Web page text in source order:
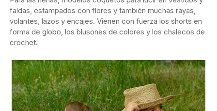
faldas, estampados con flores y también muchas rayas,
volantes, lazos y encajes. Vienen con fuerza los shorts en
forma de globo, los blusones de colores y los chalecos de
crochet.